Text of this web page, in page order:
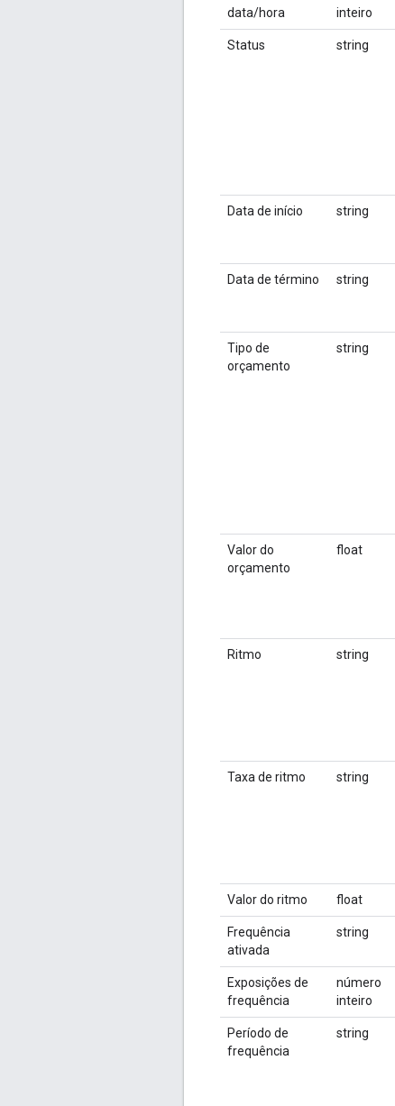
data/hora
inteiro
Status string
Data de início string
Data de término string
Tipo de
orçamento
string
Valor do
orçamento
float
Ritmo string
Taxa de ritmo string
Valor do ritmo float
Frequência
ativada
string
Exposições de
frequência
número
inteiro
Período de
frequência
string